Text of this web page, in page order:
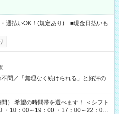
週払いOK！(規定あり) ■現金日払いも
問／「無理なく続けられる」と好評の
＜シフト
・10：00～19：00 ・17：00～22：00